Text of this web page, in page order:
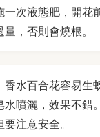
一次液態肥，開花
，否則會燒根。
水百合花容易生
水噴灑，效果不錯
注意安全。